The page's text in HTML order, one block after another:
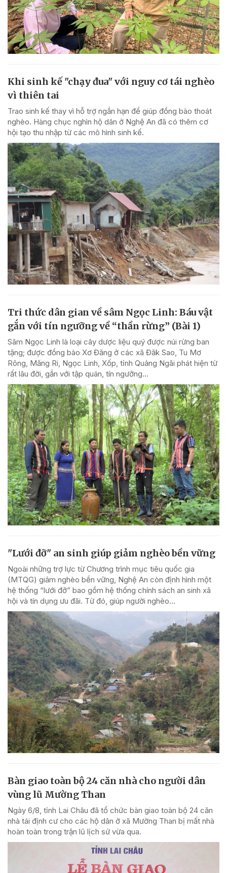
Khi sinh kế "chạy đua" với nguy cơ tái nghèo
vì thiên tai
Trao sinh kế thay vì hỗ trợ ngắn hạn để giúp đồng bào thoát
nghèo. Hàng chục nghìn hộ dân ở Nghệ An đã có thêm cơ
hội tạo thu nhập từ các mô hình sinh kế.
Tri thức dân gian về sâm Ngọc Linh: Báu vật
gắn với tín ngưỡng về “thần rừng” (Bài 1)
Sâm Ngọc Linh là loại cây dược liệu quý được núi rừng ban
tặng; được đồng bào Xơ Đăng ở các xã Đăk Sao, Tu Mơ
Rông, Măng Ri, Ngọc Linh, Xốp, tỉnh Quảng Ngãi phát hiện từ
rất lâu đời, gắn với tập quán, tín ngưỡng...
"Lưới đỡ" an sinh giúp giảm nghèo bền vững
Ngoài những trợ lực từ Chương trình mục tiêu quốc gia
(MTQG) giảm nghèo bền vững, Nghệ An còn định hình một
hệ thống “lưới đỡ” bao gồm hệ thống chính sách an sinh xã
hội và tín dụng ưu đãi. Từ đó, giúp người nghèo...
Bàn giao toàn bộ 24 căn nhà cho người dân
vùng lũ Mường Than
Ngày 6/8, tỉnh Lai Châu đã tổ chức bàn giao toàn bộ 24 căn
nhà tái định cư cho các hộ dân ở xã Mường Than bị mất nhà
hoàn toàn trong trận lũ lịch sử vừa qua.